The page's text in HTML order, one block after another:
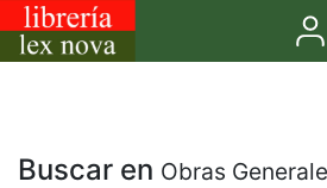
Buscar en Obras